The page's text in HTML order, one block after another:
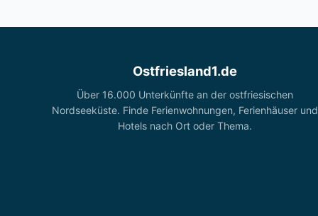
Ostfriesland1.de
Über 16.000 Unterkünfte an der ostfriesischen
Nordseeküste. Finde Ferienwohnungen, Ferienhäuser und
Hotels nach Ort oder Thema.